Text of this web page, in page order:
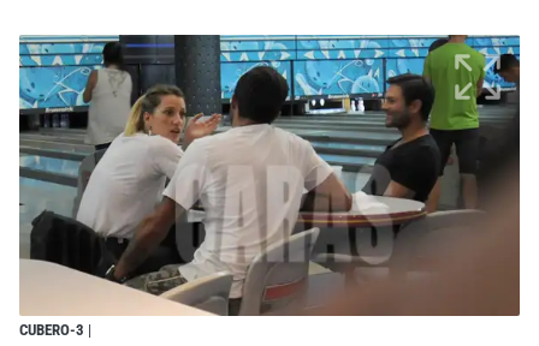
CUBERO-3 |